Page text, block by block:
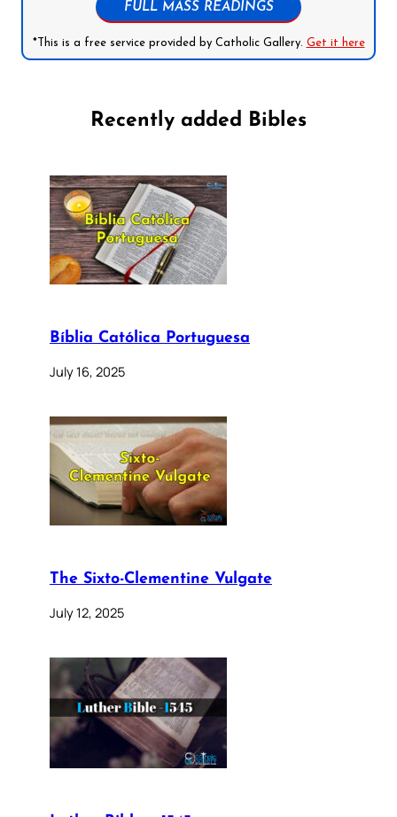
FULL MASS READINGS
*This is a free service provided by Catholic Gallery. Get it here
Recently added Bibles
Bíblia Católica Portuguesa
July 16, 2025
The Sixto-Clementine Vulgate
July 12, 2025